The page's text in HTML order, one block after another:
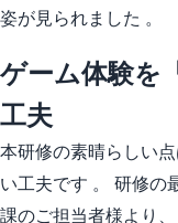
姿が見られました 。
ゲーム体験を
工夫
本研修の素晴らしい
い工夫です 。 研修の
課のご担当者様より